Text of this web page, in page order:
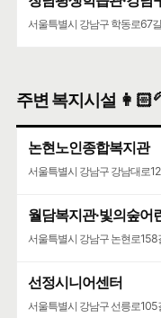
서울특별시 강남구 학동로67길
주변 복지시설
논현노인종합복지관
서울특별시 강남구 강남대로
월담복지관·빛의숲어
서울특별시 강남구 논현로158
선정시니어센터
서울특별시 강남구 선릉로105